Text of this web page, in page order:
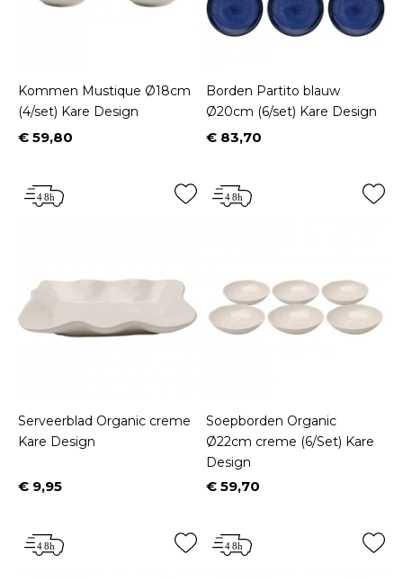
Kommen Mustique Ø18cm
(4/set) Kare Design
Prijs
€ 59,80
Borden Partito blauw
Ø20cm (6/set) Kare Design
Prijs
€ 83,70
Serveerblad Organic creme
Kare Design
Prijs
€ 9,95
Soepborden Organic
Ø22cm creme (6/Set) Kare
Design
Prijs
€ 59,70